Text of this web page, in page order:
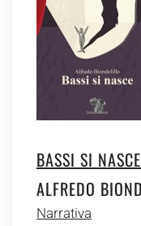
BASSI SI NASCE
ALFREDO
Narrativa